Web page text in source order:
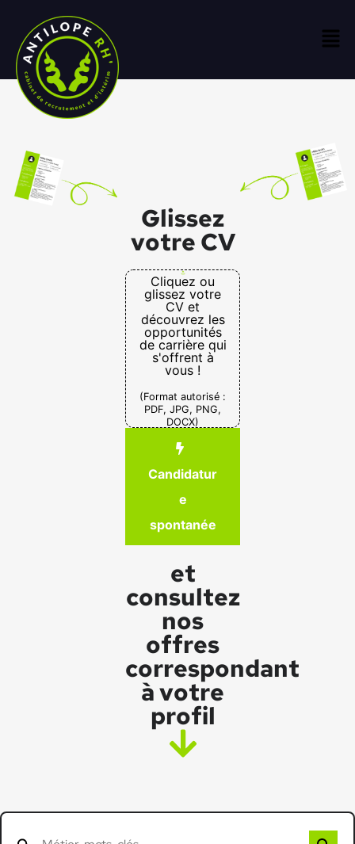
Glissez
votre CV
Cliquez ou
glissez votre
CV et
découvrez les
opportunités
de carrière qui
s'offrent à
vous !
(Format autorisé :
PDF, JPG, PNG,
DOCX)
Candidatur
e
spontanée
et
consultez
nos
offres
correspondant
à votre
profil